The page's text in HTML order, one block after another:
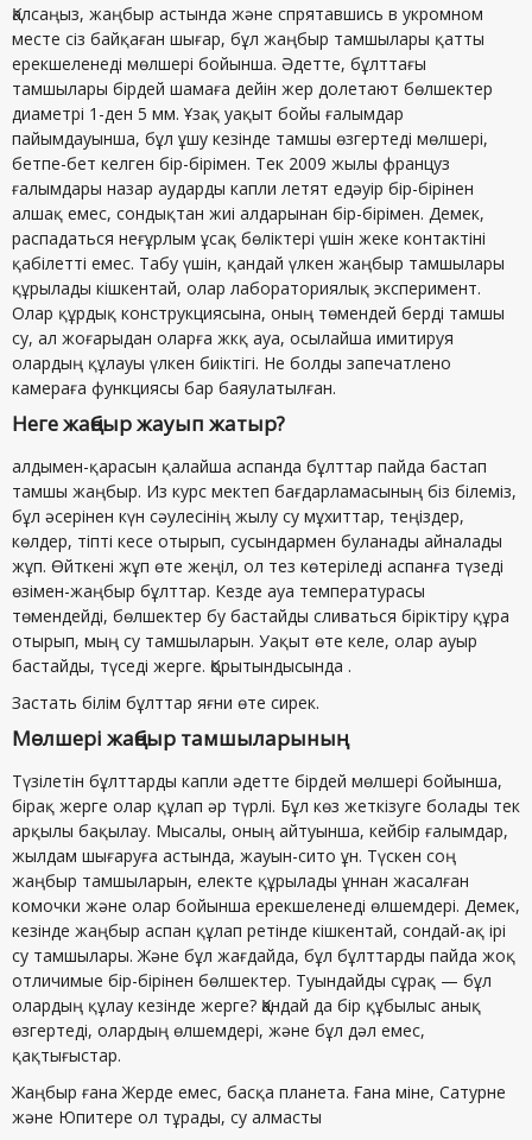
Қалсаңыз, жаңбыр астында және спрятавшись в укромном
месте сіз байқаған шығар, бұл жаңбыр тамшылары қатты
ерекшеленеді мөлшері бойынша. Әдетте, бұлттағы
тамшылары бірдей шамаға дейін жер долетают бөлшектер
диаметрі 1-ден 5 мм. Ұзақ уақыт бойы ғалымдар
пайымдауынша, бұл ұшу кезінде тамшы өзгертеді мөлшері,
бетпе-бет келген бір-бірімен. Тек 2009 жылы француз
ғалымдары назар аударды капли летят едәуір бір-бірінен
алшақ емес, сондықтан жиі алдарынан бір-бірімен. Демек,
распадаться неғұрлым ұсақ бөліктері үшін жеке контактіні
қабілетті емес. Табу үшін, қандай үлкен жаңбыр тамшылары
құрылады кішкентай, олар лабораториялық эксперимент.
Олар құрдық конструкциясына, оның төмендей берді тамшы
су, ал жоғарыдан оларға жкқ ауа, осылайша имитируя
олардың құлауы үлкен биіктігі. Не болды запечатлено
камераға функциясы бар баяулатылған.
Неге жаңбыр жауып жатыр?
алдымен-қарасын қалайша аспанда бұлттар пайда бастап
тамшы жаңбыр. Из курс мектеп бағдарламасының біз білеміз,
бұл әсерінен күн сәулесінің жылу су мұхиттар, теңіздер,
көлдер, тіпті кесе отырып, сусындармен буланады айналады
жұп. Өйткені жұп өте жеңіл, ол тез көтеріледі аспанға түзеді
өзімен-жаңбыр бұлттар. Кезде ауа температурасы
төмендейді, бөлшектер бу бастайды сливаться біріктіру құра
отырып, мың су тамшыларын. Уақыт өте келе, олар ауыр
бастайды, түседі жерге. Қорытындысында .
Застать білім бұлттар яғни өте сирек.
Мөлшері жаңбыр тамшыларының
Түзілетін бұлттарды капли әдетте бірдей мөлшері бойынша,
бірақ жерге олар құлап әр түрлі. Бұл көз жеткізуге болады тек
арқылы бақылау. Мысалы, оның айтуынша, кейбір ғалымдар,
жылдам шығаруға астында, жауын-сито ұн. Түскен соң
жаңбыр тамшыларын, електе құрылады ұннан жасалған
комочки және олар бойынша ерекшеленеді өлшемдері. Демек,
кезінде жаңбыр аспан құлап ретінде кішкентай, сондай-ақ ірі
су тамшылары. Және бұл жағдайда, бұл бұлттарды пайда жоқ
отличимые бір-бірінен бөлшектер. Туындайды сұрақ — бұл
олардың құлау кезінде жерге? Қандай да бір құбылыс анық
өзгертеді, олардың өлшемдері, және бұл дәл емес,
қақтығыстар.
Жаңбыр ғана Жерде емес, басқа планета. Ғана міне, Сатурне
және Юпитере ол тұрады, су алмасты